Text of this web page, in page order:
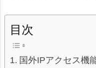
目次
国外IPアクセス機